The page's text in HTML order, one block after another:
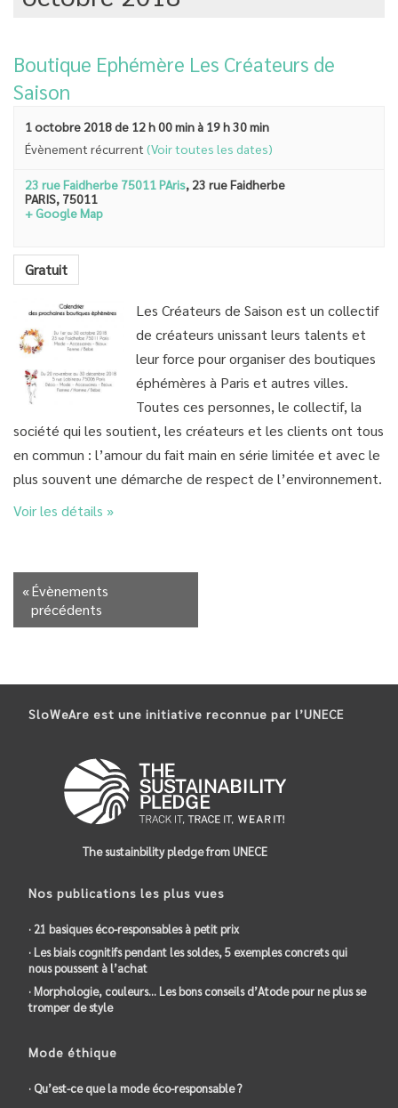
Boutique Ephémère Les Créateurs de
Saison
1 octobre 2018 de 12 h 00 minà 19 h 30 min
Évènement récurrent (Voir toutes les dates)
23 rue Faidherbe 75011 PAris, 23 rue Faidherbe
PARIS, 75011
+ Google Map
Gratuit
Les Créateurs de Saison est un collectif
de créateurs unissant leurs talents et
leur force pour organiser des boutiques
éphémères à Paris et autres villes.
Toutes ces personnes, le collectif, la
société qui les soutient, les créateurs et les clients ont tous
en commun : l’amour du fait main en série limitée et avec le
plus souvent une démarche de respect de l’environnement.
Voir les détails »
«Évènements
précédents
SloWeAre est une initiative reconnue par l’UNECE
The sustainbility pledge from UNECE
Nos publications les plus vues
· 21 basiques éco-responsables à petit prix
· Les biais cognitifs pendant les soldes, 5 exemples concrets qui
nous poussent à l’achat
· Morphologie, couleurs… Les bons conseils d’Atode pour ne plus se
tromper de style
Mode éthique
· Qu’est-ce que la mode éco-responsable ?